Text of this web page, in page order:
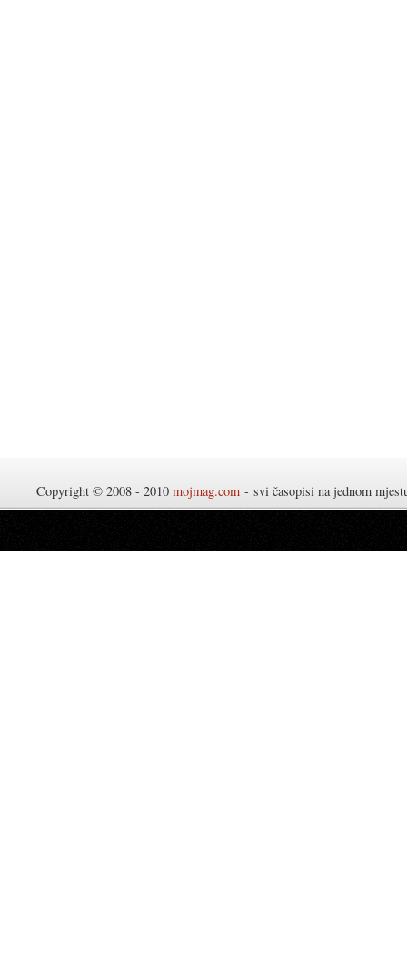
Copyright © 2008 - 2010 mojmag.com - svi časopisi na jednom